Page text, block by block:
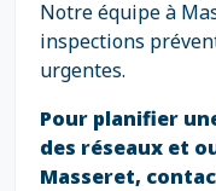
Notre équipe à
inspections
urgentes.
Pour planifier
des réseaux et
Masseret,